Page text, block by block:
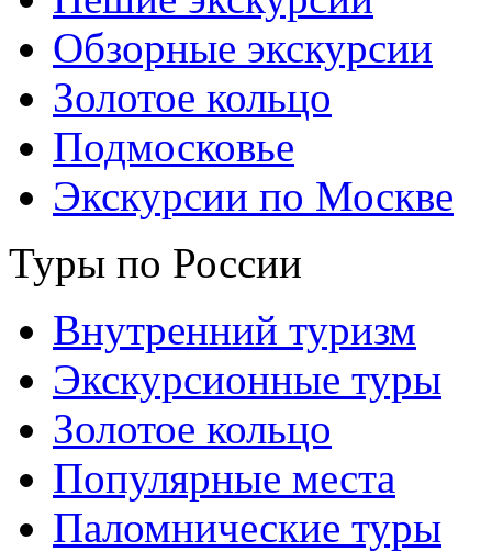
Обзорные экскурсии
Золотое кольцо
Подмосковье
Экскурсии по Москве
Туры по России
Внутренний туризм
Экскурсионные туры
Золотое кольцо
Популярные места
Паломнические туры